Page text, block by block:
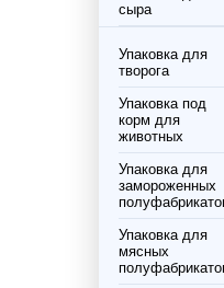
сыра
Упаковка для
творога
Упаковка под
корм для
животных
Упаковка для
замороженных
Упаковка для
мясных